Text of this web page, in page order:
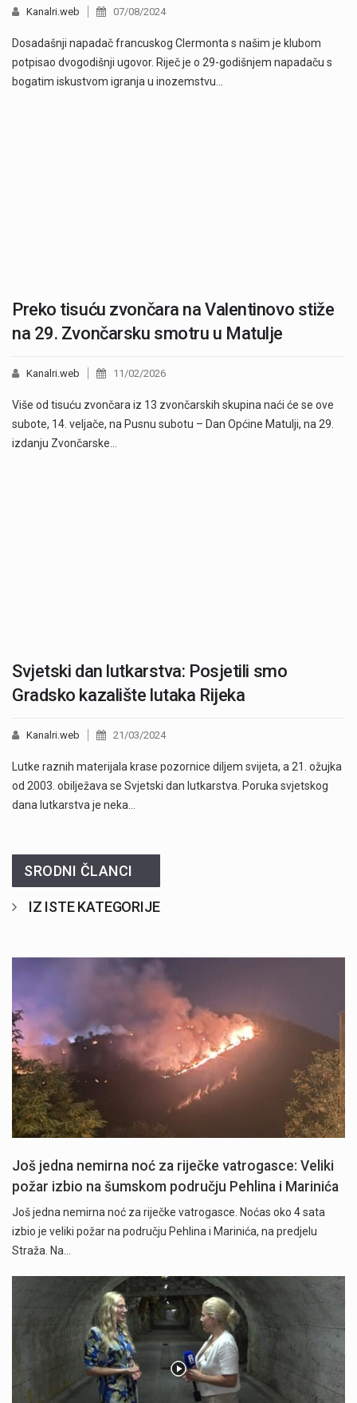
Kanalri.web 07/08/2024
Dosadašnji napadač francuskog Clermonta s našim je klubom
potpisao dvogodišnji ugovor. Riječ je o 29-godišnjem napadaču s
bogatim iskustvom igranja u inozemstvu…
Preko tisuću zvončara na Valentinovo stiže
na 29. Zvončarsku smotru u Matulje
Kanalri.web 11/02/2026
Više od tisuću zvončara iz 13 zvončarskih skupina naći će se ove
subote, 14. veljače, na Pusnu subotu – Dan Općine Matulji, na 29.
izdanju Zvončarske…
Svjetski dan lutkarstva: Posjetili smo
Gradsko kazalište lutaka Rijeka
Kanalri.web 21/03/2024
Lutke raznih materijala krase pozornice diljem svijeta, a 21. ožujka
od 2003. obilježava se Svjetski dan lutkarstva. Poruka svjetskog
dana lutkarstva je neka…
SRODNI ČLANCI
IZ ISTE KATEGORIJE
Još jedna nemirna noć za riječke vatrogasce: Veliki
požar izbio na šumskom području Pehlina i Marinića
Još jedna nemirna noć za riječke vatrogasce. Noćas oko 4 sata
izbio je veliki požar na području Pehlina i Marinića, na predjelu
Straža. Na…